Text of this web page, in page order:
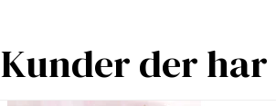
Kunder der